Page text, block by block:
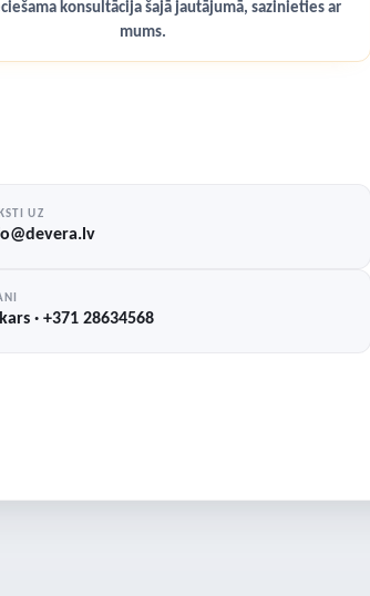
konsultācija šajā jautājumā, sazinieties ar
mums.
UZ
· +371 28634568